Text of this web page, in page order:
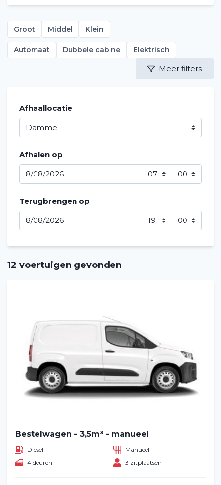
Groot Middel Klein
Automaat Dubbele cabine Elektrisch
Meer filters
Afhaallocatie
Afhalen op
Terugbrengen op
12 voertuigen gevonden
Bestelwagen - 3,5m³ - manueel
Diesel
Manueel
4 deuren
3 zitplaatsen